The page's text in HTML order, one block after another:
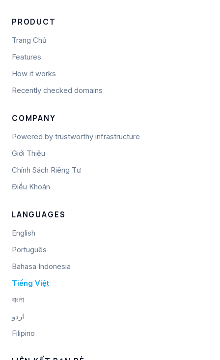
PRODUCT
Trang Chủ
Features
How it works
Recently checked domains
COMPANY
Powered by trustworthy infrastructure
Giới Thiệu
Chính Sách Riêng Tư
Điều Khoản
LANGUAGES
English
Português
Bahasa Indonesia
Tiếng Việt
বাংলা
اردو
Filipino